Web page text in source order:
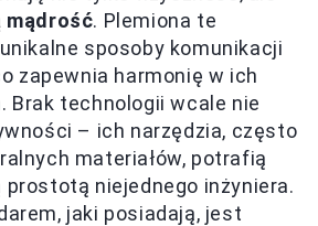
mądrość. Plemiona te
sposoby komunikacji
zapewnia harmonię w ich
Brak technologii wcale nie
– ich narzędzia, często
materiałów, potrafią
niejednego inżyniera.
jaki posiadają, jest